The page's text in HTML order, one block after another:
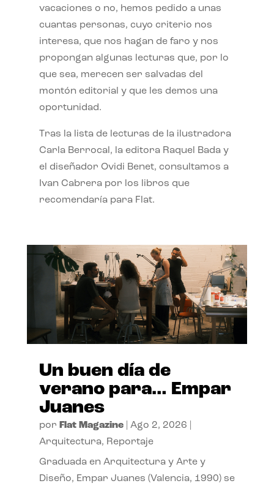
vacaciones o no, hemos pedido a unas
cuantas personas, cuyo criterio nos
interesa, que nos hagan de faro y nos
propongan algunas lecturas que, por lo
que sea, merecen ser salvadas del
montón editorial y que les demos una
oportunidad.
Tras la lista de lecturas de la ilustradora
Carla Berrocal, la editora Raquel Bada y
el diseñador Ovidi Benet, consultamos a
Ivan Cabrera por los libros que
recomendaría para Flat.
Un buen día de
verano para… Empar
Juanes
por Flat Magazine| Ago 2, 2026
Arquitectura, Reportaje
Graduada en Arquitectura y Arte y
Diseño, Empar Juanes (Valencia, 1990) se